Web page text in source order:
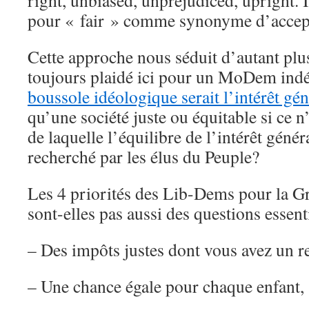
pour « fair » comme synonyme
Cette approche nous séduit d’autant
toujours plaidé ici pour un MoDem
boussole idéologique serait l’intérêt
qu’une société juste ou équitable si ce
de laquelle l’équilibre de l’intérêt
recherché par les élus du Peuple?
Les 4 priorités des Lib-Dems pour la
sont-elles pas aussi des questions
– Des impôts justes dont vous avez un
– Une chance égale pour chaque enfant,